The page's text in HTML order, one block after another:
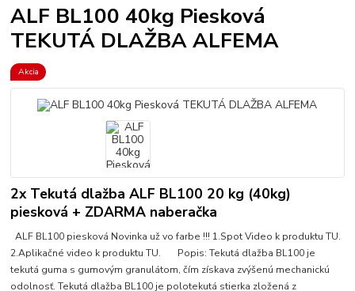
ALF BL100 40kg Piesková
TEKUTÁ DLAŽBA ALFEMA
Akcia
2x Tekutá dlažba ALF BL100 20 kg (40kg)
piesková + ZDARMA naberačka
ALF BL100 piesková Novinka už vo farbe !!! 1.Spot Video k produktu TU.
2.Aplikačné video k produktu TU. Popis: Tekutá dlažba BL100 je
tekutá guma s gumovým granulátom, čím získava zvýšenú mechanickú
odolnosť. Tekutá dlažba BL100 je polotekutá stierka zložená z